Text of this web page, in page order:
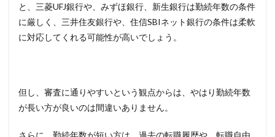
と、三菱UFJ銀行や、みずほ銀行、新生銀行は勤続年数の条件
に厳しく、三井住友銀行や、住信SBIネット銀行の条件は柔軟
に対応してくれる可能性が高いでしょう。
但し、審査に通りやすいという観点からは、やはり勤続年数
が長い方が良いのは間違いありません。
さらに、勤続年数が短い方は、過去の転職履歴や、転職自由